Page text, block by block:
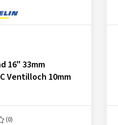
16" 33mm
Ventilloch 10mm
(0)